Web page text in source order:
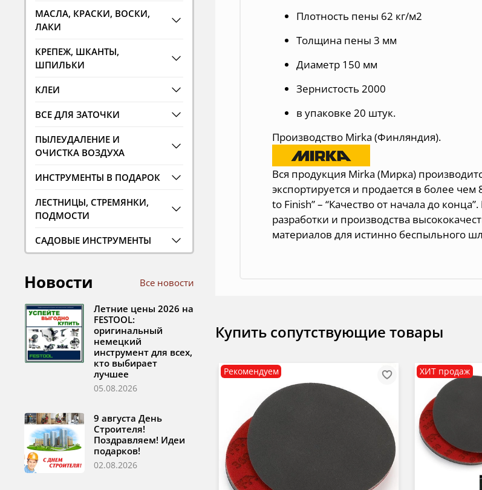
Плотность пены 62 кг/м2
Толщина пены 3 мм
Диаметр 150 мм
Зернистость 2000
в упаковке 20 штук.
Производство Mirka (Финляндия).
Вся продукция Mirka (Мирка)
экспортируется и продается в более
to Finish” – “Качество от начала до
разработки и производства
материалов для истинно беспыльного
Купить сопутствующие товары
Рекомендуем ХИТ продаж
МАСЛА, КРАСКИ, ВОСКИ,
ЛАКИ
КРЕПЕЖ, ШКАНТЫ,
ШПИЛЬКИ
КЛЕИ
ВСЕ ДЛЯ ЗАТОЧКИ
ПЫЛЕУДАЛЕНИЕ И
ОЧИСТКА ВОЗДУХА
ИНСТРУМЕНТЫ В ПОДАРОК
ЛЕСТНИЦЫ, СТРЕМЯНКИ,
ПОДМОСТИ
САДОВЫЕ ИНСТРУМЕНТЫ
Новости Все новости
Летние цены 2026 на
FESTOOL:
оригинальный
немецкий
инструмент для всех,
кто выбирает
лучшее
05.08.2026
9 августа День
Строителя!
Поздравляем! Идеи
подарков!
02.08.2026